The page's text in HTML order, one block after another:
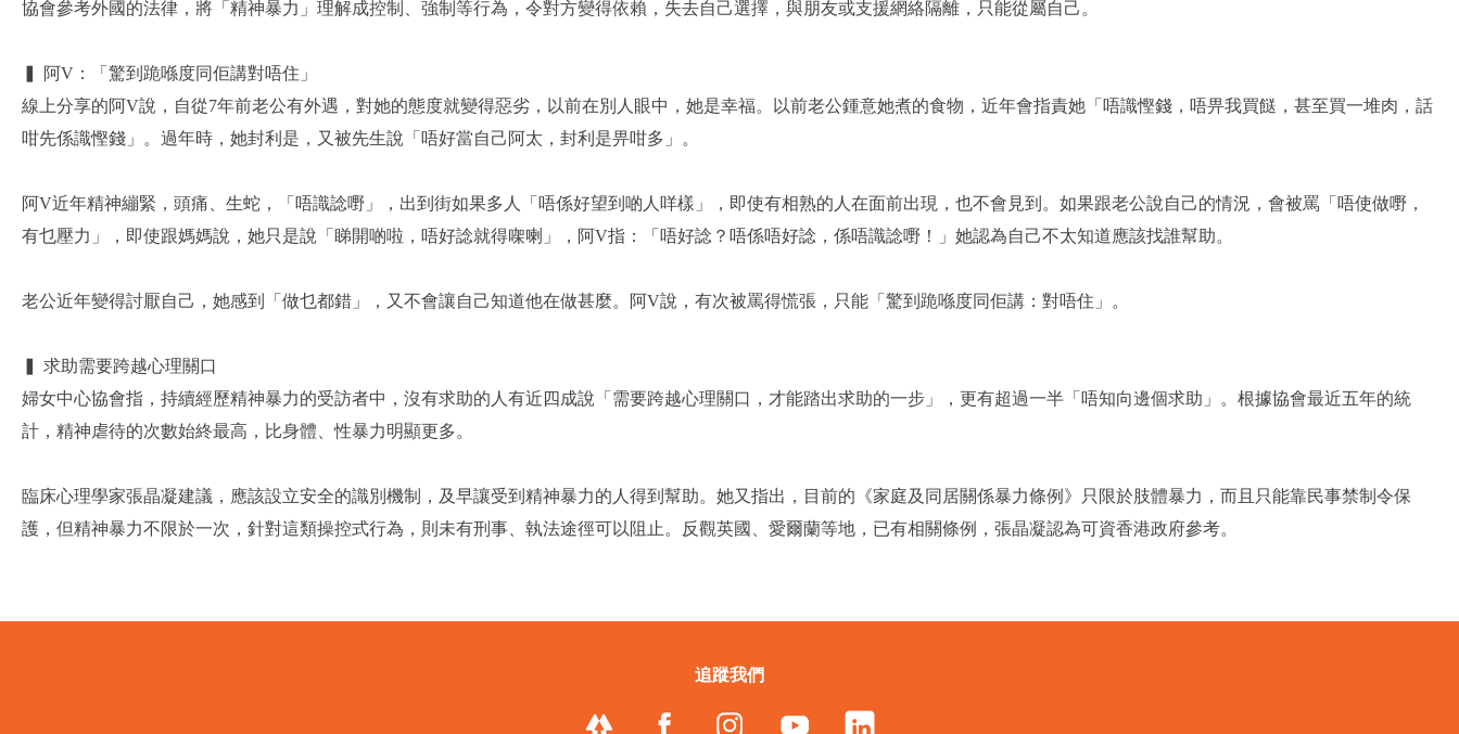
協會參考外國的法律，將「精神暴力」理解成控制、強制等行為，令對方變得依賴，失去自己選擇，與朋友或支援網絡隔離，只能從屬自己。
▍ 阿V：「驚到跪喺度同佢講對唔住」
線上分享的阿V說，自從7年前老公有外遇，對她的態度就變得惡劣，以前在別人眼中，她是幸福。以前老公鍾意她煮的食物，近年會指責她「唔識慳錢，唔畀我買餸，甚至買一堆肉，話
咁先係識慳錢」。過年時，她封利是，又被先生說「唔好當自己阿太，封利是畀咁多」。
阿V近年精神繃緊，頭痛、生蛇，「唔識諗嘢」，出到街如果多人「唔係好望到啲人咩樣」，即使有相熟的人在面前出現，也不會見到。如果跟老公說自己的情況，會被罵「唔使做嘢，
有乜壓力」，即使跟媽媽說，她只是說「睇開啲啦，唔好諗就得㗎喇」，阿V指：「唔好諗？唔係唔好諗，係唔識諗嘢！」她認為自己不太知道應該找誰幫助。
老公近年變得討厭自己，她感到「做乜都錯」，又不會讓自己知道他在做甚麼。阿V說，有次被罵得慌張，只能「驚到跪喺度同佢講：對唔住」。
▍ 求助需要跨越心理關口
婦女中心協會指，持續經歷精神暴力的受訪者中，沒有求助的人有近四成說「需要跨越心理關口，才能踏出求助的一步」，更有超過一半「唔知向邊個求助」。根據協會最近五年的統
計，精神虐待的次數始終最高，比身體、性暴力明顯更多。
臨床心理學家張晶凝建議，應該設立安全的識別機制，及早讓受到精神暴力的人得到幫助。她又指出，目前的《家庭及同居關係暴力條例》只限於肢體暴力，而且只能靠民事禁制令保
護，但精神暴力不限於一次，針對這類操控式行為，則未有刑事、執法途徑可以阻止。反觀英國、愛爾蘭等地，已有相關條例，張晶凝認為可資香港政府參考。
追蹤我們